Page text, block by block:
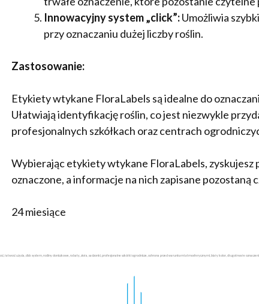
Innowacyjny system „click”:Umożliwia
przy oznaczaniu dużej liczby roślin.
Zastosowanie:
Etykiety wtykane FloraLabels są idealne do
Ułatwiają identyfikację roślin, co jest niezwykle
profesjonalnych szkółkach oraz centrach
Wybierając etykiety wtykane FloraLabels, zyskujesz
oznaczone, a informacje na nich zapisane pozostaną
24 miesiące
łatwość użycia, click system, rośliny doniczkowe, rabaty, zioła, sadzonki, profesjonalne szkółki ogrodnicze, ochrona przed warunkami atmosferycznymi, biały kolor, długotrwałe